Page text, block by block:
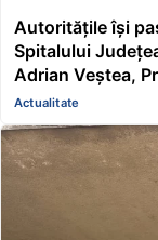
Autoritățile își
Spitalului
Adrian Veștea,
pe mine de ce
Actualitate